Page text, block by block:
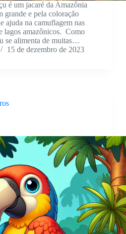
é um jacaré da Amazônia
grande e pela coloração
ajuda na camuflagem nas
lagos amazônicos. Como
se alimenta de muitas…
15 de dezembro de 2023